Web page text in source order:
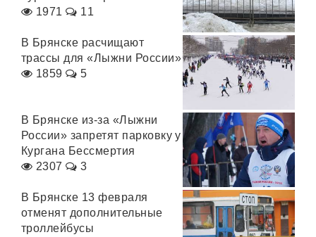
1971
11
В Брянске расчищают
трассы для «Лыжни России»
1859
5
В Брянске из-за «Лыжни
России» запретят парковку у
Кургана Бессмертия
2307
3
В Брянске 13 февраля
отменят дополнительные
троллейбусы